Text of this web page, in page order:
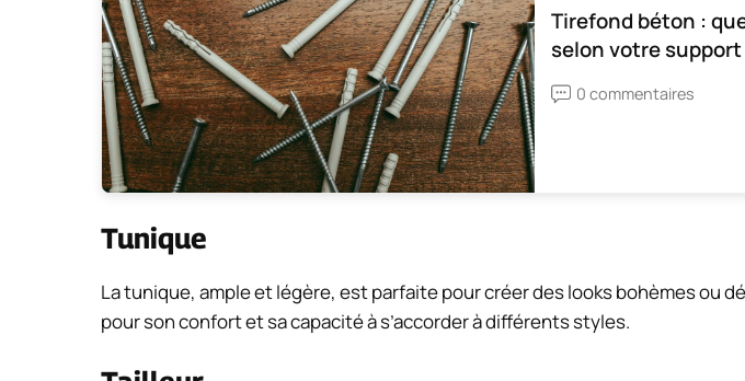
Tirefond béton :
selon votre support
0 commentaires
Tunique
La tunique, ample et légère, est parfaite pour créer des looks bohèmes ou
pour son confort et sa capacité à s’accorder à différents styles.